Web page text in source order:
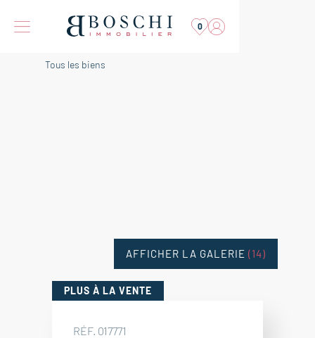
0
Tous les biens
PLUS À LA VENTE
RÉF. 017771
AFFICHER LA GALERIE (14)